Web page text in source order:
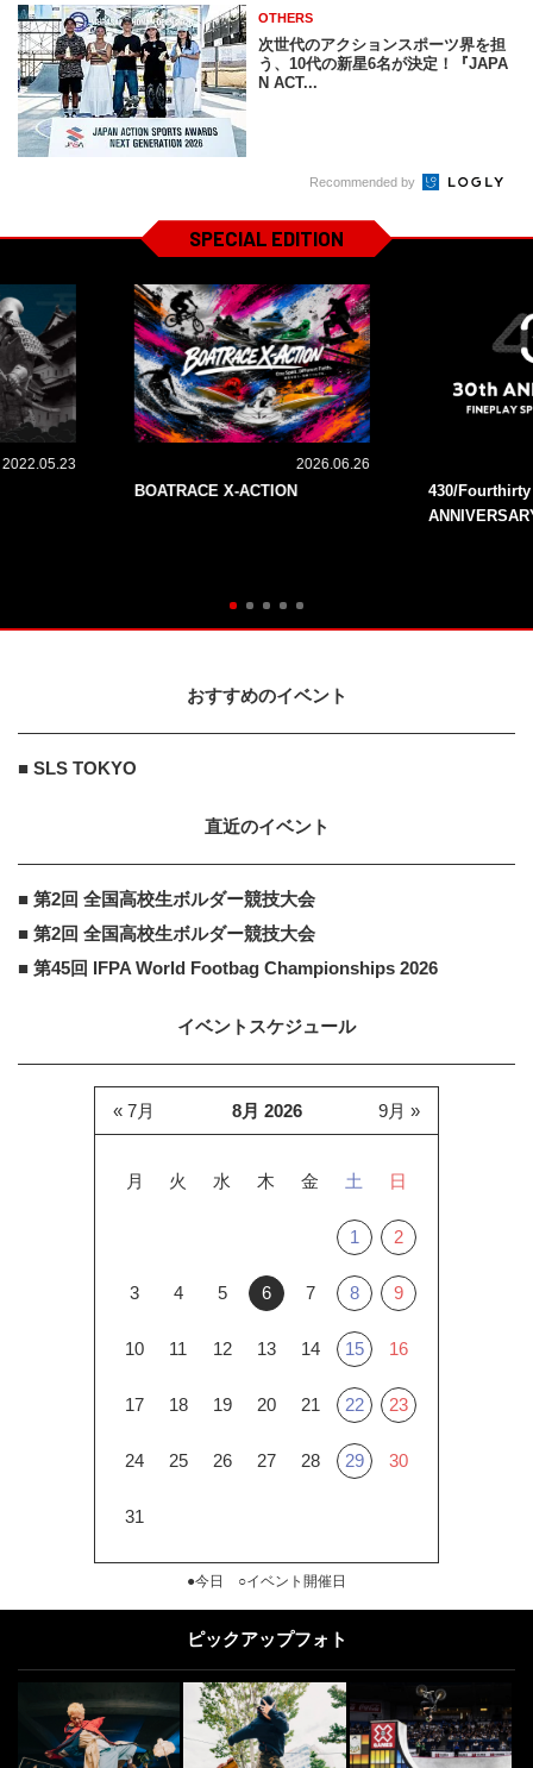
OTHERS
次世代のアクションスポーツ界を担
う、10代の新星6名が決定！『JAPA
N ACT...
Recommended by
SPECIAL EDITION
2022.05.23 2026.06.26
BOATRACE X-ACTION
430/
おすすめのイベント
■ SLS TOKYO
直近のイベント
■ 第2回 全国高校生ボルダー競技大会
■ 第2回 全国高校生ボルダー競技大会
■ 第45回 IFPA World Footbag Championships 2026
イベントスケジュール
8月 2026
月 火 水 木 金 土 日
1 2
3 4 5 6 7 8 9
10 11 12 13 14 15 16
17 18 19 20 21 22 23
24 25 26 27 28 29 30
31
« 7月 9月 »
●今日 ○イベント開催日
ピックアップフォト